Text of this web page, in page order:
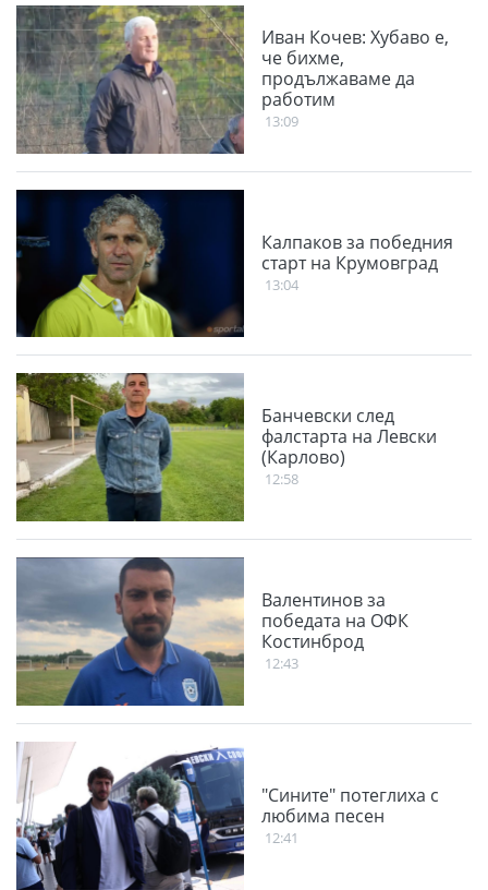
Иван Кочев: Хубаво е,
че бихме,
продължаваме да
работим
13:09
Калпаков за победния
старт на Крумовград
13:04
Банчевски след
фалстарта на Левски
(Карлово)
12:58
Валентинов за
победата на ОФК
Костинброд
12:43
"Сините" потеглиха с
любима песен
12:41